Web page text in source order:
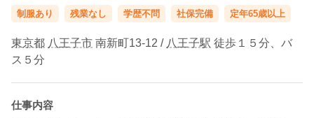
制服あり 残業なし 学歴不問 社保完備 定年65歳以上
東京都 八王子市 南新町13-12 / 八王子駅 徒歩１５分、バ
ス５分
仕事内容